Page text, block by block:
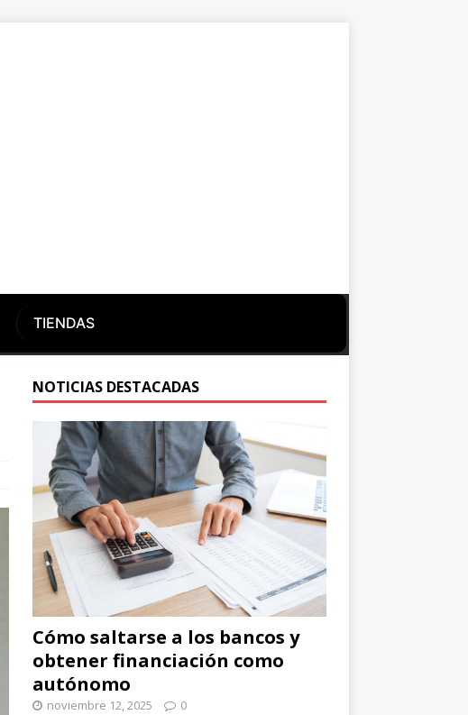
TIENDAS
NOTICIAS DESTACADAS
Cómo saltarse a los bancos y
obtener financiación como
autónomo
noviembre 12, 2025 0